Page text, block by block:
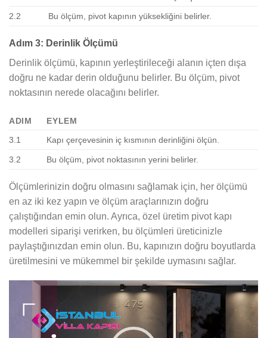
2.2 Bu ölçüm, pivot kapının yüksekliğini belirler.
Adım 3: Derinlik Ölçümü
Derinlik ölçümü, kapının yerleştirileceği alanın içten dışa
doğru ne kadar derin olduğunu belirler. Bu ölçüm, pivot
noktasının nerede olacağını belirler.
ADIM
EYLEM
3.1
Kapı çerçevesinin iç kısmının derinliğini ölçün.
3.2 Bu ölçüm, pivot noktasının yerini belirler.
Ölçümlerinizin doğru olmasını sağlamak için, her ölçümü
en az iki kez yapın ve ölçüm araçlarınızın doğru
çalıştığından emin olun. Ayrıca, özel üretim pivot kapı
modelleri siparişi verirken, bu ölçümleri üreticinizle
paylaştığınızdan emin olun. Bu, kapınızın doğru boyutlarda
üretilmesini ve mükemmel bir şekilde uymasını sağlar.
oynatıcı